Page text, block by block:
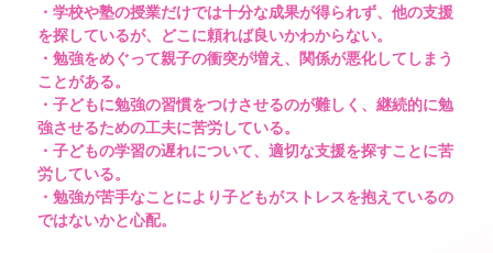
・学校や塾の授業だけでは十分な成果が得られず、他の支援
を探しているが、どこに頼れば良いかわからない。
・勉強をめぐって親子の衝突が増え、関係が悪化してしまう
ことがある。
・子どもに勉強の習慣をつけさせるのが難しく、継続的に勉
強させるための工夫に苦労している。
・子どもの学習の遅れについて、適切な支援を探すことに苦
労している。
・勉強が苦手なことにより子どもがストレスを抱えているの
ではないかと心配。